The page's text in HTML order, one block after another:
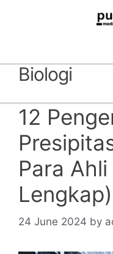
Biologi
12
Para
Lengkap)
24 June 2024 by